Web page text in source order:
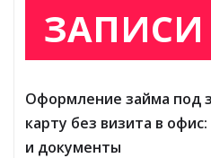
ЗАПИСИ
Оформление займа под
карту без визита в
и документы